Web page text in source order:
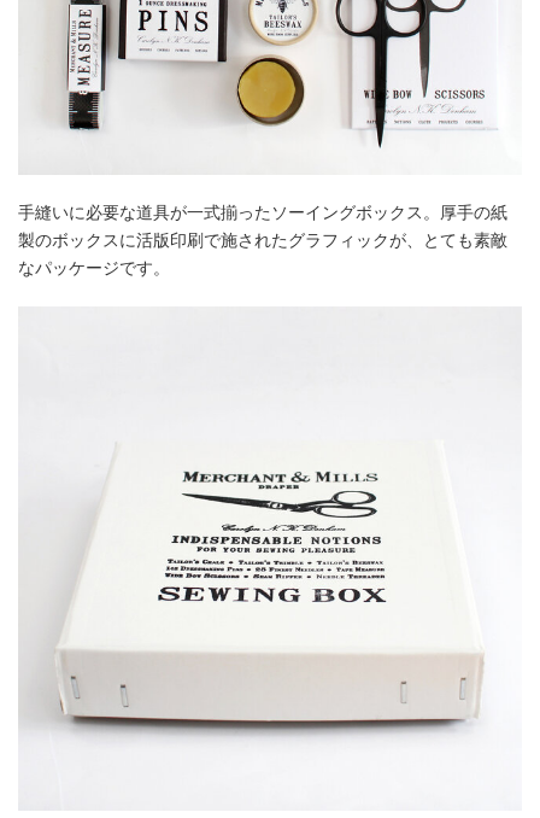
手縫いに必要な道具が一式揃ったソーイングボックス。厚手の紙
製のボックスに活版印刷で施されたグラフィックが、とても素敵
なパッケージです。